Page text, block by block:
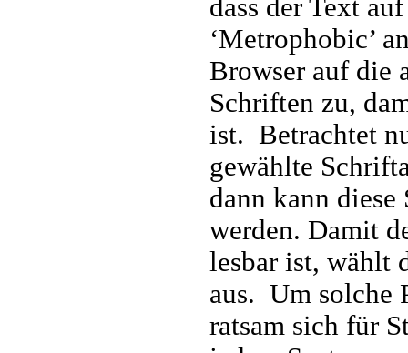
dass der Text
‘Metrophobic’
Browser auf die
Schriften zu,
ist. Betrachtet
gewählte
dann kann
werden. Damit
lesbar ist, wählt
aus. Um solche
ratsam sich für